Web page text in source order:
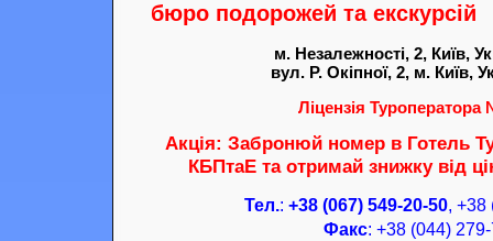
бюро подорожей та екскурсій
м. Незалежності, 2, Київ,
вул. Р. Окіпної, 2, м. Київ,
Ліцензія Туроператора
Акція: Забронюй номер в Готель
КБПтаЕ та отримай знижку від
Тел.: +38 (067) 549-20-50, +38
Факс: +38 (044)